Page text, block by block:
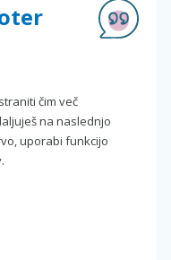
čim več
na naslednjo
uporabi funkcijo